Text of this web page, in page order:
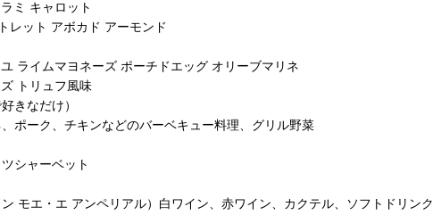
ミ キャロット
レット アボカド アーモンド
ライムマヨネーズ ポーチドエッグ オリーブマリネ
トリュフ風味
きなだけ）
ポーク、チキンなどのバーベキュー料理、グリル野菜
シャーベット
モエ・エ アンペリアル）白ワイン、赤ワイン、カクテル、ソフトドリンク